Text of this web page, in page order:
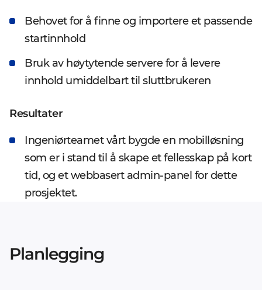
Behovet for å finne og importere et passende
startinnhold
Bruk av høytytende servere for å levere
innhold umiddelbart til sluttbrukeren
Resultater
Ingeniørteamet vårt bygde en mobilløsning
som er i stand til å skape et fellesskap på kort
tid, og et webbasert admin-panel for dette
prosjektet.
Planlegging